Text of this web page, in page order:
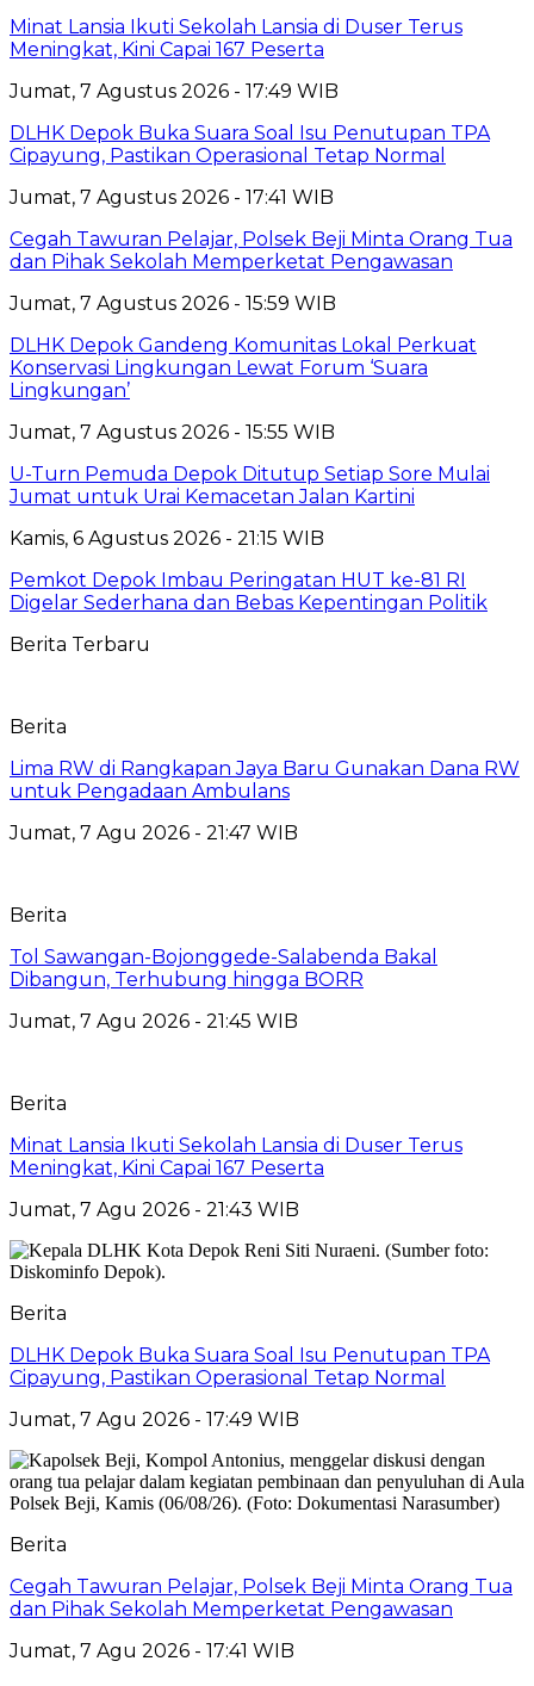
Minat Lansia Ikuti Sekolah Lansia di Duser Terus
Meningkat, Kini Capai 167 Peserta
Jumat, 7 Agustus 2026 - 17:49 WIB
DLHK Depok Buka Suara Soal Isu Penutupan TPA
Cipayung, Pastikan Operasional Tetap Normal
Jumat, 7 Agustus 2026 - 17:41 WIB
Cegah Tawuran Pelajar, Polsek Beji Minta Orang Tua
dan Pihak Sekolah Memperketat Pengawasan
Jumat, 7 Agustus 2026 - 15:59 WIB
DLHK Depok Gandeng Komunitas Lokal Perkuat
Konservasi Lingkungan Lewat Forum ‘Suara
Lingkungan’
Jumat, 7 Agustus 2026 - 15:55 WIB
U-Turn Pemuda Depok Ditutup Setiap Sore Mulai
Jumat untuk Urai Kemacetan Jalan Kartini
Kamis, 6 Agustus 2026 - 21:15 WIB
Pemkot Depok Imbau Peringatan HUT ke-81 RI
Digelar Sederhana dan Bebas Kepentingan Politik
Berita Terbaru
Berita
Lima RW di Rangkapan Jaya Baru Gunakan Dana RW
untuk Pengadaan Ambulans
Jumat, 7 Agu 2026 - 21:47 WIB
Berita
Tol Sawangan-Bojonggede-Salabenda Bakal
Dibangun, Terhubung hingga BORR
Jumat, 7 Agu 2026 - 21:45 WIB
Berita
Minat Lansia Ikuti Sekolah Lansia di Duser Terus
Meningkat, Kini Capai 167 Peserta
Jumat, 7 Agu 2026 - 21:43 WIB
Berita
DLHK Depok Buka Suara Soal Isu Penutupan TPA
Cipayung, Pastikan Operasional Tetap Normal
Jumat, 7 Agu 2026 - 17:49 WIB
Berita
Cegah Tawuran Pelajar, Polsek Beji Minta Orang Tua
dan Pihak Sekolah Memperketat Pengawasan
Jumat, 7 Agu 2026 - 17:41 WIB